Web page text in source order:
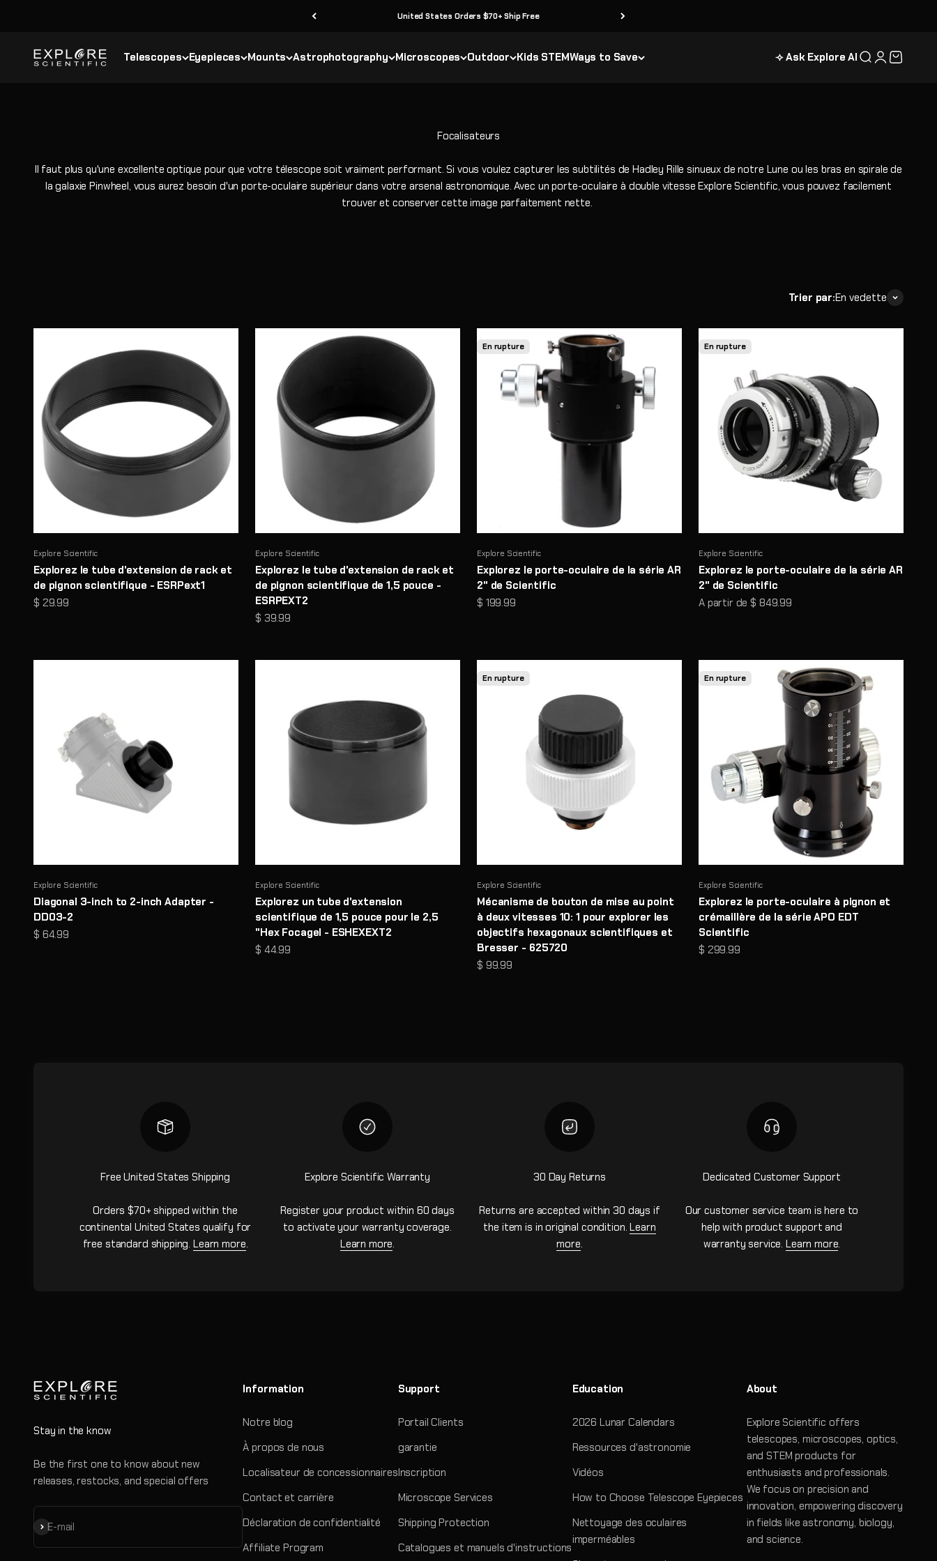
United States Orders $70+ Ship Free
Telescopes Eyepieces Mounts Astrophotography Microscopes Outdoor Kids STEMWays to Save
Explore Scientific ⟢ Ask Explore AI Recherche
Connexion
Panier
Il faut plus qu'une excellente optique pour que votre télescope soit vraiment performant. Si vous voulez capturer les subtilités de Hadley Rille sinueux de notre Lune ou les bras en spirale de
la galaxie Pinwheel, vous aurez besoin d'un porte-oculaire supérieur dans votre arsenal astronomique. Avec un porte-oculaire à double vitesse Explore Scientific, vous pouvez facilement
trouver et conserver cette image parfaitement nette.
Trier par:En vedette
Explore Scientific
Explorez le tube d'extension de rack et
de pignon scientifique - ESRPext1
Prix de vente
$ 29.99
Explore Scientific
Explorez le tube d'extension de rack et
de pignon scientifique de 1,5 pouce -
ESRPEXT2
Prix de vente
$ 39.99
En rupture
Explore Scientific
Explorez le porte-oculaire de la série AR
2" de Scientific
Prix de vente
$ 199.99
En rupture
Explore Scientific
Explorez le porte-oculaire de la série AR
2" de Scientific
Prix de vente
A partir de $ 849.99
Explore Scientific
Diagonal 3-inch to 2-inch Adapter -
DD03-2
Prix de vente
$ 64.99
Explore Scientific
Explorez un tube d'extension
scientifique de 1,5 pouce pour le 2,5
"Hex Focagel - ESHEXEXT2
Prix de vente
$ 44.99
En rupture
Explore Scientific
Mécanisme de bouton de mise au point
à deux vitesses 10: 1 pour explorer les
objectifs hexagonaux scientifiques et
Bresser - 625720
Prix de vente
$ 99.99
En rupture
Explore Scientific
Explorez le porte-oculaire à pignon et
crémaillère de la série APO EDT
Scientific
Prix de vente
$ 299.99
Free United States Shipping
Orders $70+ shipped within the
continental United States qualify for
free standard shipping.Learn more.
Explore Scientific Warranty
Register your product within 60 days
to activate your warranty coverage.
Learn more.
30 Day Returns
Returns are accepted within 30 days if
the item is in original condition.Learn
more.
Dedicated Customer Support
Our customer service team is here to
help with product support and
warranty service. Learn more.
Stay in the know
Be the first one to know about new
releases, restocks, and special offers
E-mail
S'inscrire
Information
Notre blog
À propos de nous
Localisateur de concessionnaires
Contact et carrière
Déclaration de confidentialité
Affiliate Program
Support
Portail Clients
garantie
Inscription
Microscope Services
Shipping Protection
Catalogues et manuels d'instructions
Education
2026 Lunar Calendars
Ressources d'astronomie
Vidéos
How to Choose Telescope Eyepieces
Nettoyage des oculaires
imperméables
About
Explore Scientific offers
telescopes, microscopes, optics,
and STEM products for
enthusiasts and professionals.
We focus on precision and
innovation, empowering discovery
in fields like astronomy, biology,
and science.